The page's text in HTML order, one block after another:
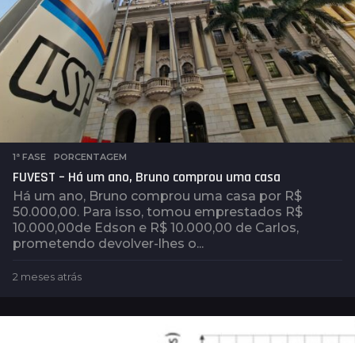
1ª FASE ,PORCENTAGEM
FUVEST – Há um ano, Bruno comprou uma casa
Há um ano, Bruno comprou uma casa por R$
50.000,00. Para isso, tomou emprestados R$
10.000,00de Edson e R$ 10.000,00 de Carlos,
prometendo devolver-lhes o...
2 meses atrás